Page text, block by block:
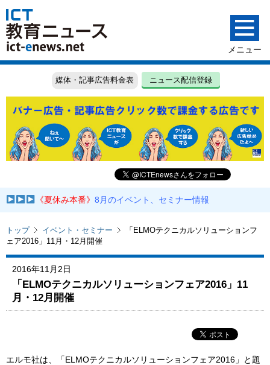
媒体・記事広告料金表 ニュース配信登録
《夏休み本番》8月のイベント、セミナー情報
トップ イベント・セミナー
「ELMOテクニカルソリューションフ
ェア2016」11月・12月開催
2016年11月2日
「ELMOテクニカルソリューションフェア2016」11
月・12月開催
エルモ社は、「ELMOテクニカルソリューションフェア2016」と題